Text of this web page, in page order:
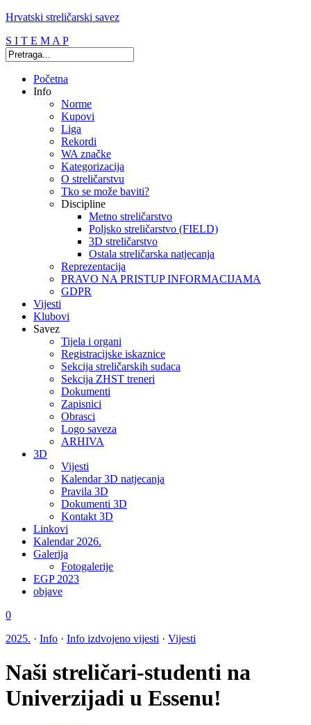
Hrvatski streličarski savez
S I T E M A P
Početna
Info
Norme
Kupovi
Liga
Rekordi
WA značke
Kategorizacija
O streličarstvu
Tko se može baviti?
Discipline
Metno streličarstvo
Poljsko streličarstvo (FIELD)
3D streličarstvo
Ostala streličarska natjecanja
Reprezentacija
PRAVO NA PRISTUP INFORMACIJAMA
GDPR
Vijesti
Klubovi
Savez
Tijela i organi
Registracijske iskaznice
Sekcija streličarskih sudaca
Sekcija ZHST treneri
Dokumenti
Zapisnici
Obrasci
Logo saveza
ARHIVA
3D
Vijesti
Kalendar 3D natjecanja
Pravila 3D
Dokumenti 3D
Kontakt 3D
Linkovi
Kalendar 2026.
Galerija
Fotogalerije
EGP 2023
objave
0
2025. · Info · Info izdvojeno vijesti · Vijesti
Naši streličari-studenti na
Univerzijadi u Essenu!